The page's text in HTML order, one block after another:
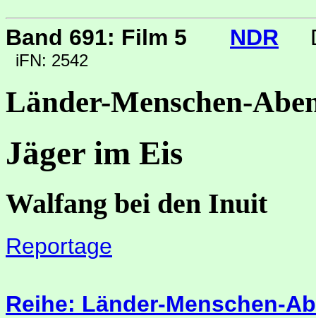
Band 691: Film 5 NDR
iFN: 2542
Länder-Menschen-
Jäger im Eis
Walfang bei den Inuit
Reportage
Reihe: Länder-Menschen-